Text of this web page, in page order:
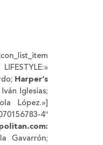
Harper’s
Iván Iglesias;
López.»]
4″
Gavarrón;